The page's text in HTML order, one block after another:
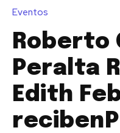
Eventos
Roberto
Peralta
Edith